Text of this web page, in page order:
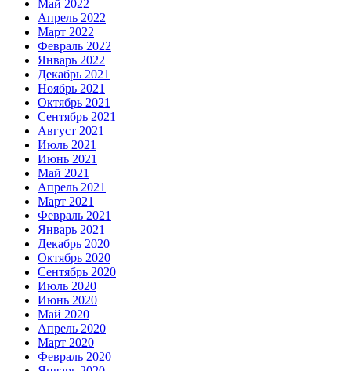
Май 2022
Апрель 2022
Март 2022
Февраль 2022
Январь 2022
Декабрь 2021
Ноябрь 2021
Октябрь 2021
Сентябрь 2021
Август 2021
Июль 2021
Июнь 2021
Май 2021
Апрель 2021
Март 2021
Февраль 2021
Январь 2021
Декабрь 2020
Октябрь 2020
Сентябрь 2020
Июль 2020
Июнь 2020
Май 2020
Апрель 2020
Март 2020
Февраль 2020